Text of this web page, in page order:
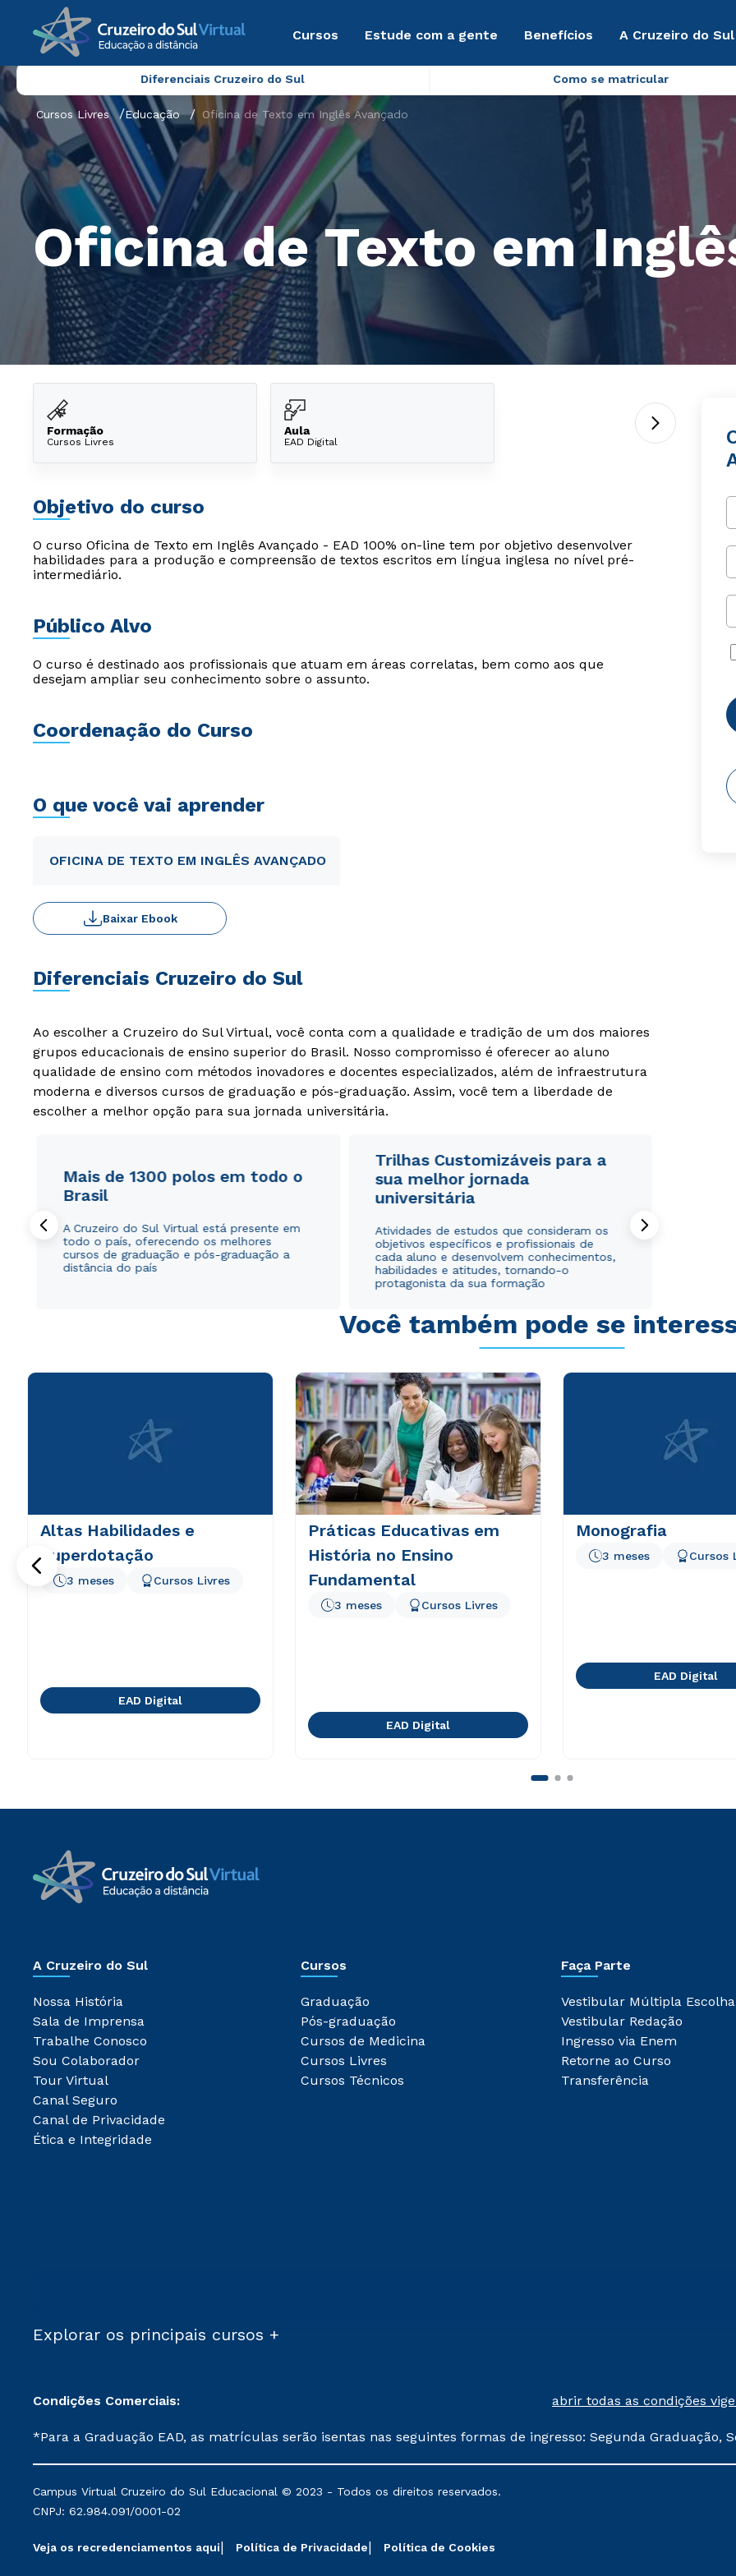
Cursos Estude com a gente Benefícios A Cruzeiro do
Diferenciais Cruzeiro do Sul Como se matricular
Cursos Livres Educação Oficina de Texto em Inglês Avançado
Oficina de Texto em
Formação
Cursos Livres
Aula
EAD Digital
Objetivo do curso
O curso Oficina de Texto em Inglês Avançado - EAD 100% on-line tem por objetivo desenvolver
habilidades para a produção e compreensão de textos escritos em língua inglesa no nível pré-
intermediário.
Público Alvo
O curso é destinado aos profissionais que atuam em áreas correlatas, bem como aos que
desejam ampliar seu conhecimento sobre o assunto.
Coordenação do Curso
O que você vai aprender
OFICINA DE TEXTO EM INGLÊS AVANÇADO
Baixar Ebook
Diferenciais Cruzeiro do Sul
Ao escolher a Cruzeiro do Sul Virtual, você conta com a qualidade e tradição de um dos maiores
grupos educacionais de ensino superior do Brasil. Nosso compromisso é oferecer ao aluno
qualidade de ensino com métodos inovadores e docentes especializados, além de infraestrutura
moderna e diversos cursos de graduação e pós-graduação. Assim, você tem a liberdade de
escolher a melhor opção para sua jornada universitária.
Mais de 1300 polos em todo o
Brasil
A Cruzeiro do Sul Virtual está presente em
todo o país, oferecendo os melhores
cursos de graduação e pós-graduação a
distância do país
Trilhas Customizáveis para a
sua melhor jornada
universitária
Atividades de estudos que consideram os
objetivos específicos e profissionais de
cada aluno e desenvolvem conhecimentos,
habilidades e atitudes, tornando-o
protagonista da sua formação
Você também pode se
Altas Habilidades e
Superdotação
3 meses Cursos Livres
EAD Digital
Práticas Educativas em
História no Ensino
Fundamental
3 meses Cursos Livres
EAD Digital
Monografia
3 meses Cursos
EAD Digital
A Cruzeiro do Sul
Nossa História
Sala de Imprensa
Trabalhe Conosco
Sou Colaborador
Tour Virtual
Canal Seguro
Canal de Privacidade
Ética e Integridade
Cursos
Graduação
Pós-graduação
Cursos de Medicina
Cursos Livres
Cursos Técnicos
Faça Parte
Vestibular Múltipla Escolha
Vestibular Redação
Ingresso via Enem
Retorne ao Curso
Transferência
Explorar os principais cursos +
Condições Comerciais: abrir todas as condições
*Para a Graduação EAD, as matrículas serão isentas nas seguintes formas de ingresso: Segunda Graduação,
mantidos conforme negociação. Descontos institucionais poderão sofrer alterações nos períodos de
serviços.
Campus Virtual Cruzeiro do Sul Educacional © 2023 - Todos os direitos reservados.
CNPJ: 62.984.091/0001-02
Veja os recredenciamentos aqui Política de Privacidade Política de Cookies
WhatsApp
ou
Estou de acordo com aPolítica de Privacidade.e
autorizo que meus dados sejam utilizados para o
envio de conteúdos da Cruzeiro do Sul.
WhatsApp
ou
Estou de acordo com aPolítica de Privacidade.e
autorizo que meus dados sejam utilizados para o
envio de conteúdos da Cruzeiro do Sul.